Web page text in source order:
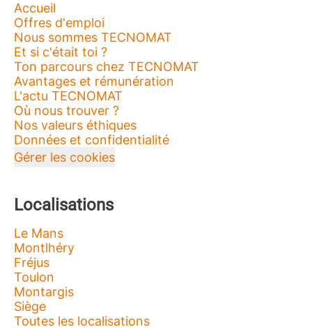
Accueil
Offres d'emploi
Nous sommes TECNOMAT
Et si c'était toi ?
Ton parcours chez TECNOMAT
Avantages et rémunération
L'actu TECNOMAT
Où nous trouver ?
Nos valeurs éthiques
Données et confidentialité
Gérer les cookies
Localisations
Le Mans
Montlhéry
Fréjus
Toulon
Montargis
Siège
Toutes les localisations